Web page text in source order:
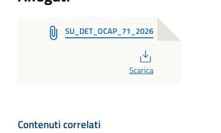
SU_DET_OCAP_71_2026
Scarica
Contenuti correlati